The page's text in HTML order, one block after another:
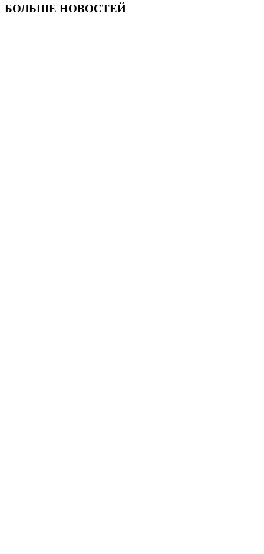
БОЛЬШЕ НОВОСТЕЙ